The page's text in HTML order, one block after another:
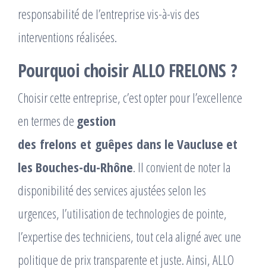
responsabilité de l’entreprise vis-à-vis des
interventions réalisées.
Pourquoi choisir ALLO FRELONS ?
Choisir cette entreprise, c’est opter pour l’excellence
en termes de gestion
des frelons et guêpes dans le Vaucluse et
les Bouches-du-Rhône. Il convient de noter la
disponibilité des services ajustées selon les
urgences, l’utilisation de technologies de pointe,
l’expertise des techniciens, tout cela aligné avec une
politique de prix transparente et juste. Ainsi, ALLO